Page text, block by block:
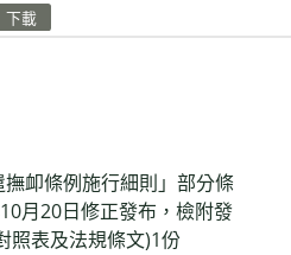
下載
撫卹條例施行細則」部分條
月20日修正發布，檢附發
照表及法規條文)1份